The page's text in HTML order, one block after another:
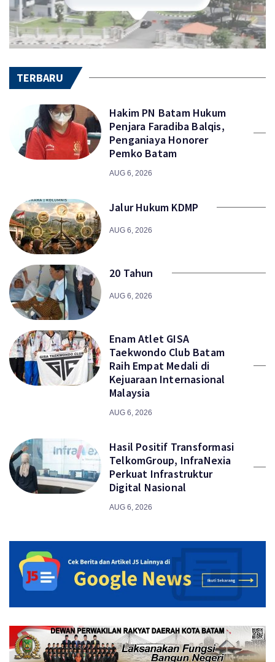
TERBARU
Hakim PN Batam Hukum
Penjara Faradiba Balqis,
Penganiaya Honorer
Pemko Batam
AUG 6, 2026
Jalur Hukum KDMP
AUG 6, 2026
20 Tahun
AUG 6, 2026
Enam Atlet GISA
Taekwondo Club Batam
Raih Empat Medali di
Kejuaraan Internasional
Malaysia
AUG 6, 2026
Hasil Positif Transformasi
TelkomGroup, InfraNexia
Perkuat Infrastruktur
Digital Nasional
AUG 6, 2026